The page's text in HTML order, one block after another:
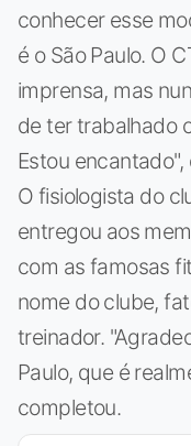
conhecer esse
é o São Paulo. O
imprensa, mas
de ter trabalhado
Estou encantado",
O fisiologista do
entregou aos
com as famosas
nome do clube,
treinador.
Paulo, que é
completou.